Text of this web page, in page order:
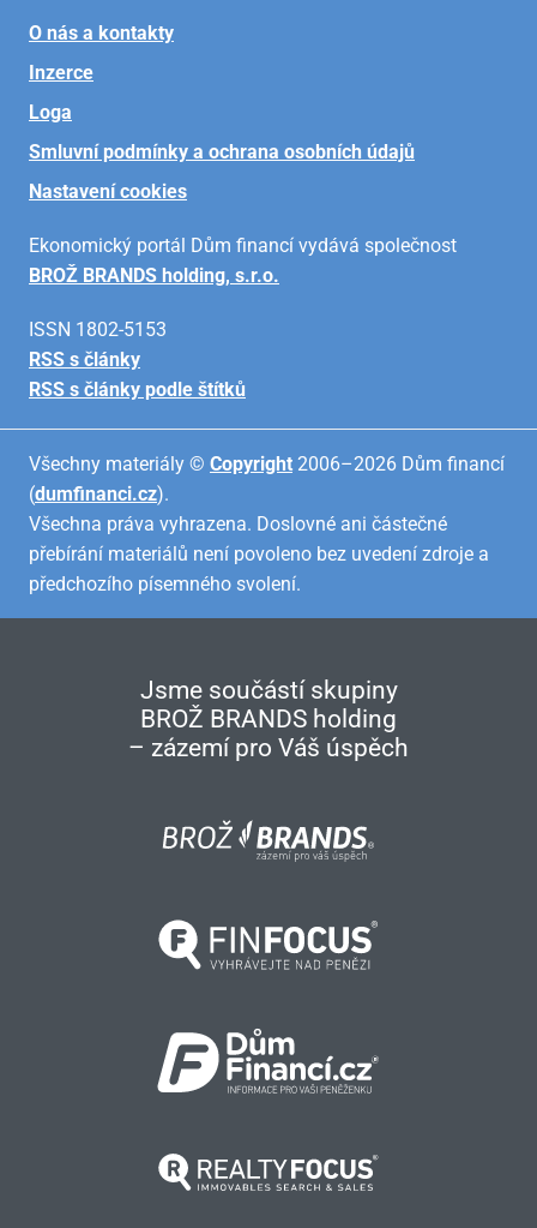
O nás a kontakty
Inzerce
Loga
Smluvní podmínky a ochrana osobních údajů
Nastavení cookies
Ekonomický portál Dům financí vydává společnost
BROŽ BRANDS holding, s.r.o.
ISSN 1802-5153
RSS s články
RSS s články podle štítků
Všechny materiály © Copyright 2006–2026 Dům financí
(dumfinanci.cz).
Všechna práva vyhrazena. Doslovné ani částečné
přebírání materiálů není povoleno bez uvedení zdroje a
předchozího písemného svolení.
Jsme součástí skupiny
BROŽ BRANDS holding
– zázemí pro Váš úspěch